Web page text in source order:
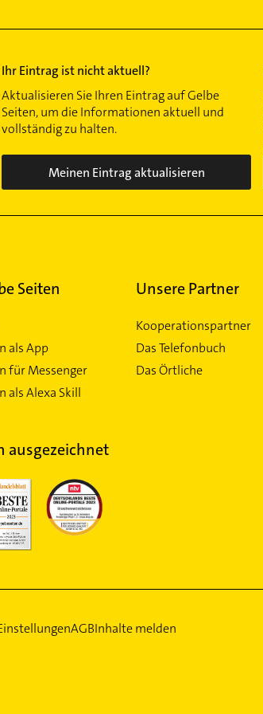
Ihr Eintrag ist nicht aktuell?
Aktualisieren Sie Ihren Eintrag auf Gelbe
Seiten, um die Informationen aktuell und
vollständig zu halten.
Meinen Eintrag aktualisieren
Seiten
als App
für Messenger
als Alexa Skill
Unsere Partner
Kooperationspartner
Das Telefonbuch
Das Örtliche
ausgezeichnet
AGBInhalte melden